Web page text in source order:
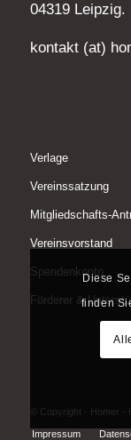
04319 Leipzig.
kontakt (at)
Verlage
Vereinssatzung
Mitgliedschafts-
Vereinsvorstand
Spendenkonto
Förderer &
© Copyright - Homer -
Impressum
Diese
finden